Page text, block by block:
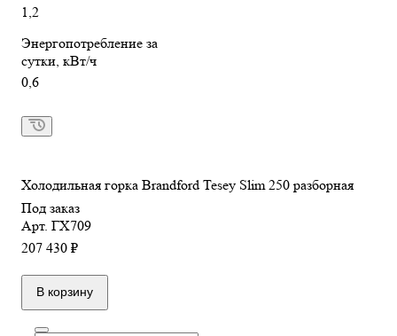
1,2
Энергопотребление за
сутки, кВт/ч
0,6
Холодильная горка Brandford Tesey Slim 250 разборная
Под заказ
Арт. ГХ709
207 430 ₽
В корзину